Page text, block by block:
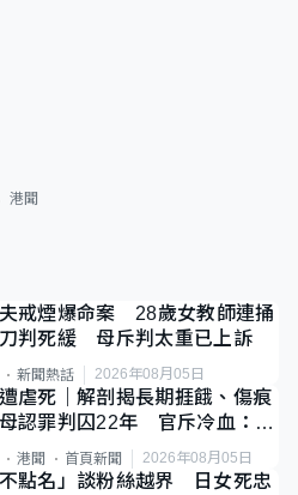
港聞
戒煙爆命案 28歲女教師連捅
判死緩 母斥判太重已上訴
新聞熱話 2026年08月05日
虐死｜解剖揭長期捱餓、傷痕
認罪判囚22年 官斥冷血：同
劣
港聞 首頁新聞 2026年08月05日
點名」談粉絲越界 日女死忠